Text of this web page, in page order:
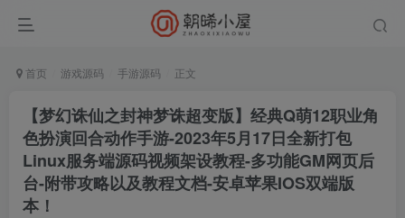
首页 游戏源码 手游源码 正文
【梦幻诛仙之封神梦诛超变版】经典Q萌12职业角
色扮演回合动作手游-2023年5月17日全新打包
Linux服务端源码视频架设教程-多功能GM网页后
台-附带攻略以及教程文档-安卓苹果IOS双端版
本！